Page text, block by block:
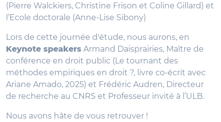
(Pierre Walckiers, Christine Frison et Coline Gillard) et
l’Ecole doctorale (Anne-Lise Sibony)
Lors de cette journée d'étude, nous aurons, en
Keynote speakers Armand Daisprairies, Maître de
conférence en droit public (Le tournant des
méthodes empiriques en droit ?, livre co-écrit avec
Ariane Amado, 2025) et Frédéric Audren, Directeur
de recherche au CNRS et Professeur invité à l’ULB.
Nous avons hâte de vous retrouver !